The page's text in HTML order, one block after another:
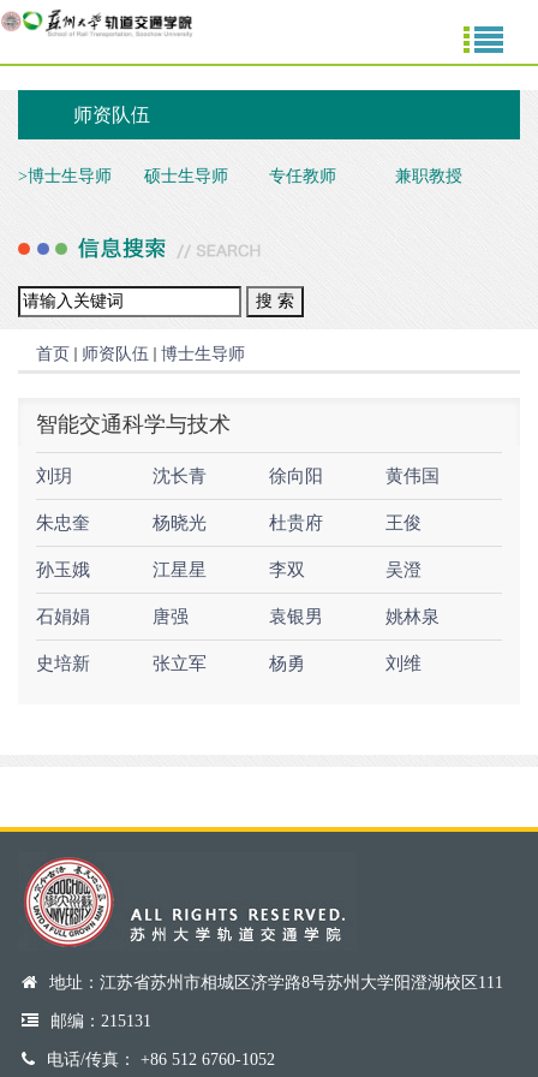
师资队伍
>博士生导师 硕士生导师 专任教师 兼职教授
首页 师资队伍 博士生导师
智能交通科学与技术
刘玥 沈长青 徐向阳 黄伟国
朱忠奎 杨晓光 杜贵府 王俊
孙玉娥 江星星 李双 吴澄
石娟娟 唐强 袁银男 姚林泉
史培新 张立军 杨勇 刘维
地址：江苏省苏州市相城区济学路8号苏州大学阳澄湖校区111
邮编：215131
电话/传真： +86 512 6760-1052